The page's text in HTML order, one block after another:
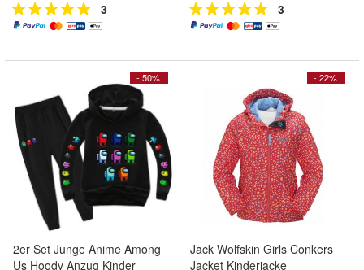
3 3
- 50%
2er Set Junge Anime Among
Us Hoody Anzug Kinder
- 22%
Jack Wolfskin Girls Conkers
Jacket Kinderjacke